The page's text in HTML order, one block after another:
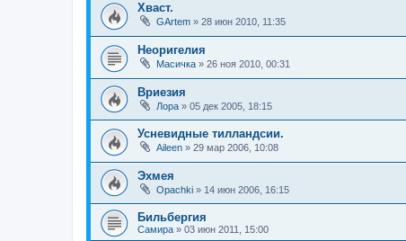
Хваст.
GArtem » 28 июн 2010, 11:35
Неоригелия
Масичка » 26 ноя 2010, 00:31
Вриезия
Лора » 05 дек 2005, 18:15
Усневидные тилландсии.
Aileen » 29 мар 2006, 10:08
Эхмея
Opachki » 14 июн 2006, 16:15
Бильбергия
Самира » 03 июн 2011, 15:00